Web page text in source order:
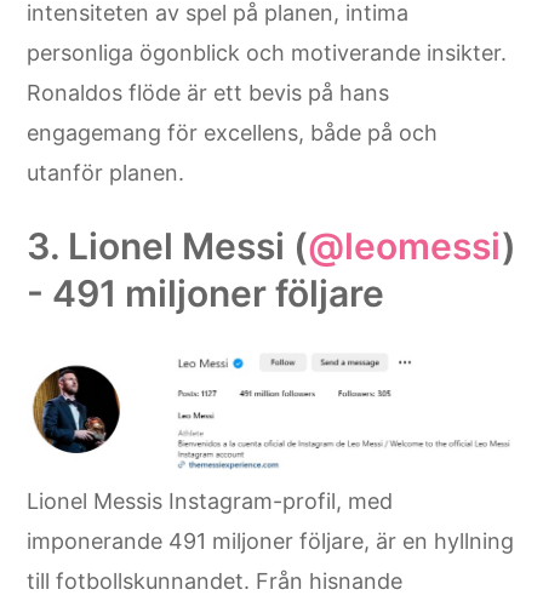
intensiteten av spel på planen, intima
personliga ögonblick och motiverande insikter.
Ronaldos flöde är ett bevis på hans
engagemang för excellens, både på och
utanför planen.
3. Lionel Messi (@leomessi)
- 491 miljoner följare
Lionel Messis Instagram-profil, med
imponerande 491 miljoner följare, är en hyllning
till fotbollskunnandet. Från hisnande